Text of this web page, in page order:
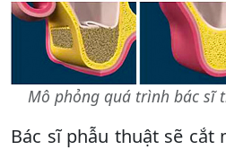
Mô phỏng quá trình bác sĩ
Bác sĩ phẫu thuật sẽ cắt